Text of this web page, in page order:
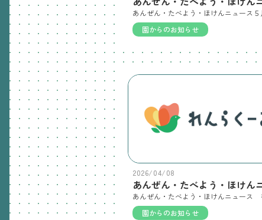
園からのお知らせ
2026/04/08
園からのお知らせ